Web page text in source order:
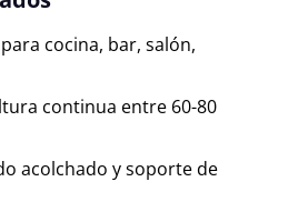
cocina, bar, salón,
continua entre 60-80
acolchado y soporte de